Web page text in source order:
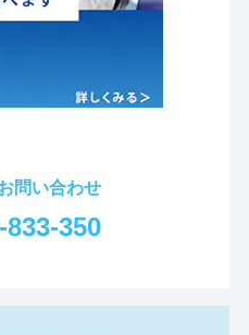
問い合わせ
833-350